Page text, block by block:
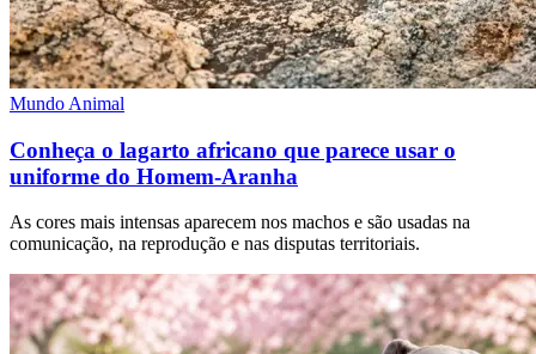
Mundo Animal
Conheça o lagarto africano que parece usar o
uniforme do Homem-Aranha
As cores mais intensas aparecem nos machos e são usadas na
comunicação, na reprodução e nas disputas territoriais.